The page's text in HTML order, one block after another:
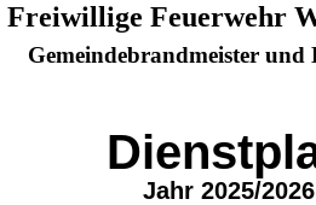
Freiwillige Feuerwehr
Gemeindebrandmeister und
Jahr 2025/2026